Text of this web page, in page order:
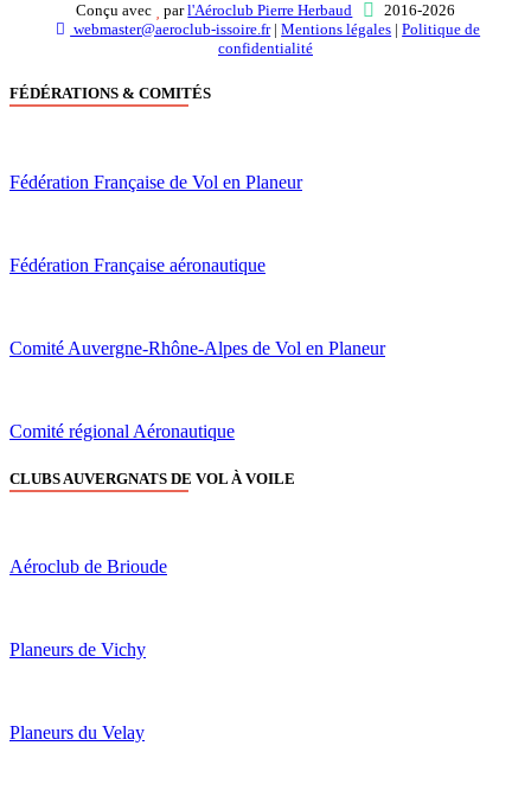
Conçu avec parl'Aéroclub Pierre Herbaud
2016-2026
webmaster@aeroclub-issoire.fr|Mentions légales |Politique de
confidentialité
FÉDÉRATIONS & COMITÉS
Fédération Française de Vol en Planeur
Fédération Française aéronautique
Comité Auvergne-Rhône-Alpes de Vol en Planeur
Comité régional Aéronautique
CLUBS AUVERGNATS DE VOL À VOILE
Aéroclub de Brioude
Planeurs de Vichy
Planeurs du Velay